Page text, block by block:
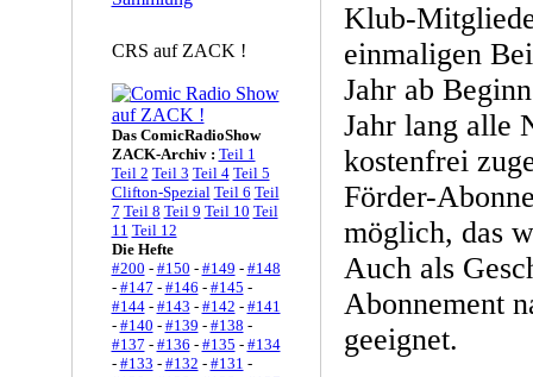
CRS auf ZACK !
Das ComicRadioShow
ZACK-Archiv : Teil 1
Teil 2 Teil 3 Teil 4 Teil 5
Clifton-Spezial Teil 6 Teil
7 Teil 8 Teil 9 Teil 10 Teil
11 Teil 12
Die Hefte
#200 - #150 - #149 - #148
- #147 - #146 - #145 -
#144- #143 - #142 - #141
- #140 - #139 - #138 -
#137 - #136 - #135 - #134
- #133 - #132 - #131 -
Klub-
einmaligen
Jahr ab
Jahr lang alle
kostenfrei
Förder-
möglich, das
Auch als
Abonnement
geeignet.